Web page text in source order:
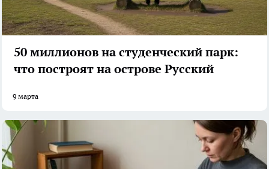
50 миллионов на студенческий парк:
что построят на острове Русский
9 марта